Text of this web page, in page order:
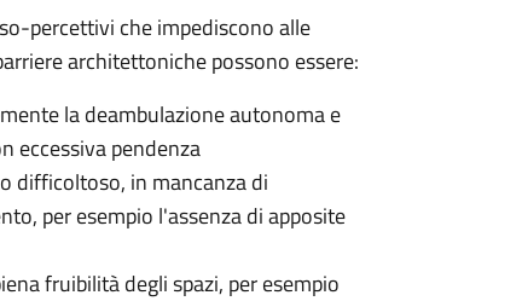
percettivi che impediscono alle
architettoniche possono essere:
la deambulazione autonoma e
eccessiva pendenza
difficoltoso, in mancanza di
per esempio l'assenza di apposite
fruibilità degli spazi, per esempio